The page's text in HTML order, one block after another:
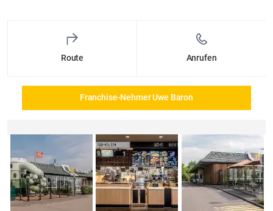
Route Anrufen
Franchise-Nehmer Uwe Baron
Details und Fotos